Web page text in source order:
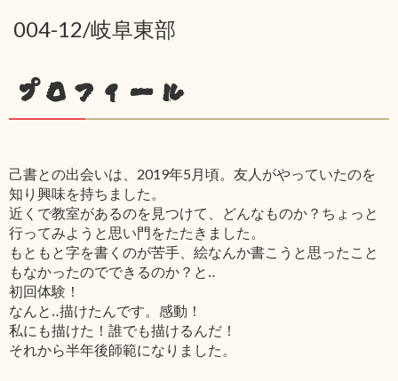
004-12/岐阜東部
プロフィール
己書との出会いは、2019年5月頃。友人がやっていたのを
知り興味を持ちました。
近くで教室があるのを見つけて、どんなものか？ちょっと
行ってみようと思い門をたたきました。
もともと字を書くのが苦手、絵なんか書こうと思ったこと
もなかったのでできるのか？と‥
初回体験！
なんと‥描けたんです。感動！
私にも描けた！誰でも描けるんだ！
それから半年後師範になりました。